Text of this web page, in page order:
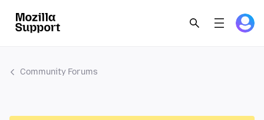
Community Forums